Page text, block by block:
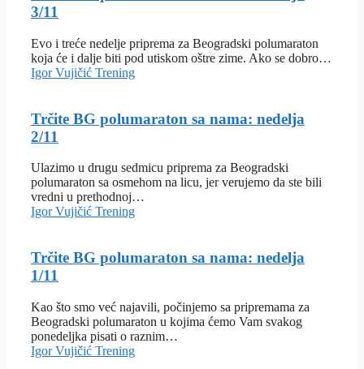
3/11
Evo i treće nedelje priprema za Beogradski polumaraton
koja će i dalje biti pod utiskom oštre zime. Ako se dobro…
Igor Vujičić Trening
Trčite BG polumaraton sa nama: nedelja
2/11
Ulazimo u drugu sedmicu priprema za Beogradski
polumaraton sa osmehom na licu, jer verujemo da ste bili
vredni u prethodnoj…
Igor Vujičić Trening
Trčite BG polumaraton sa nama: nedelja
1/11
Kao što smo već najavili, počinjemo sa pripremama za
Beogradski polumaraton u kojima ćemo Vam svakog
ponedeljka pisati o raznim…
Igor Vujičić Trening